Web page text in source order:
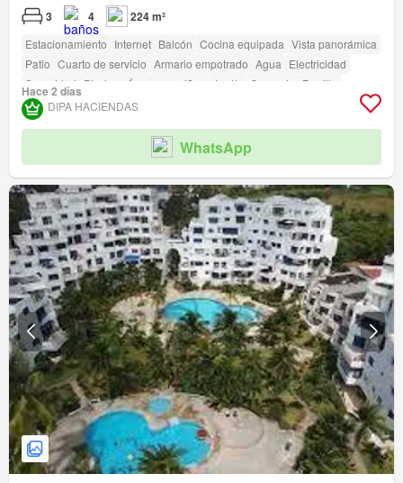
3 4 224 m²
Estacionamiento Internet Balcón Cocina equipada Vista panorámica
Patio Cuarto de servicio Armario empotrado Agua Electricidad
Seguridad Piscina Área para niños Jardín Conserje
Parrilla
Garita de guardianía Cancha de tenis
Hace 2 días
DIPA HACIENDAS
WhatsApp